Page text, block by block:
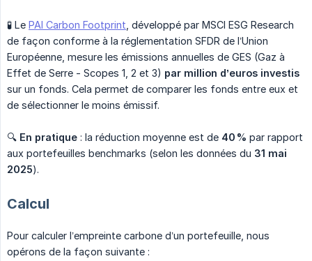
🧪 Le PAI Carbon Footprint , développé par MSCI ESG Research
de façon conforme à la réglementation SFDR de l’Union
Européenne, mesure les émissions annuelles de GES (Gaz à
Effet de Serre - Scopes 1, 2 et 3) par million d’euros investis
sur un fonds. Cela permet de comparer les fonds entre eux et
de sélectionner le moins émissif.
🔍 En pratique : la réduction moyenne est de 40 % par rapport
aux portefeuilles benchmarks (selon les données du 31 mai
2025).
Calcul
Pour calculer l’empreinte carbone d’un portefeuille, nous
opérons de la façon suivante :